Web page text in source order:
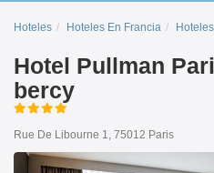
Hoteles Hoteles En Francia
Hotel Pullman
bercy
Rue De Libourne 1, 75012 Paris